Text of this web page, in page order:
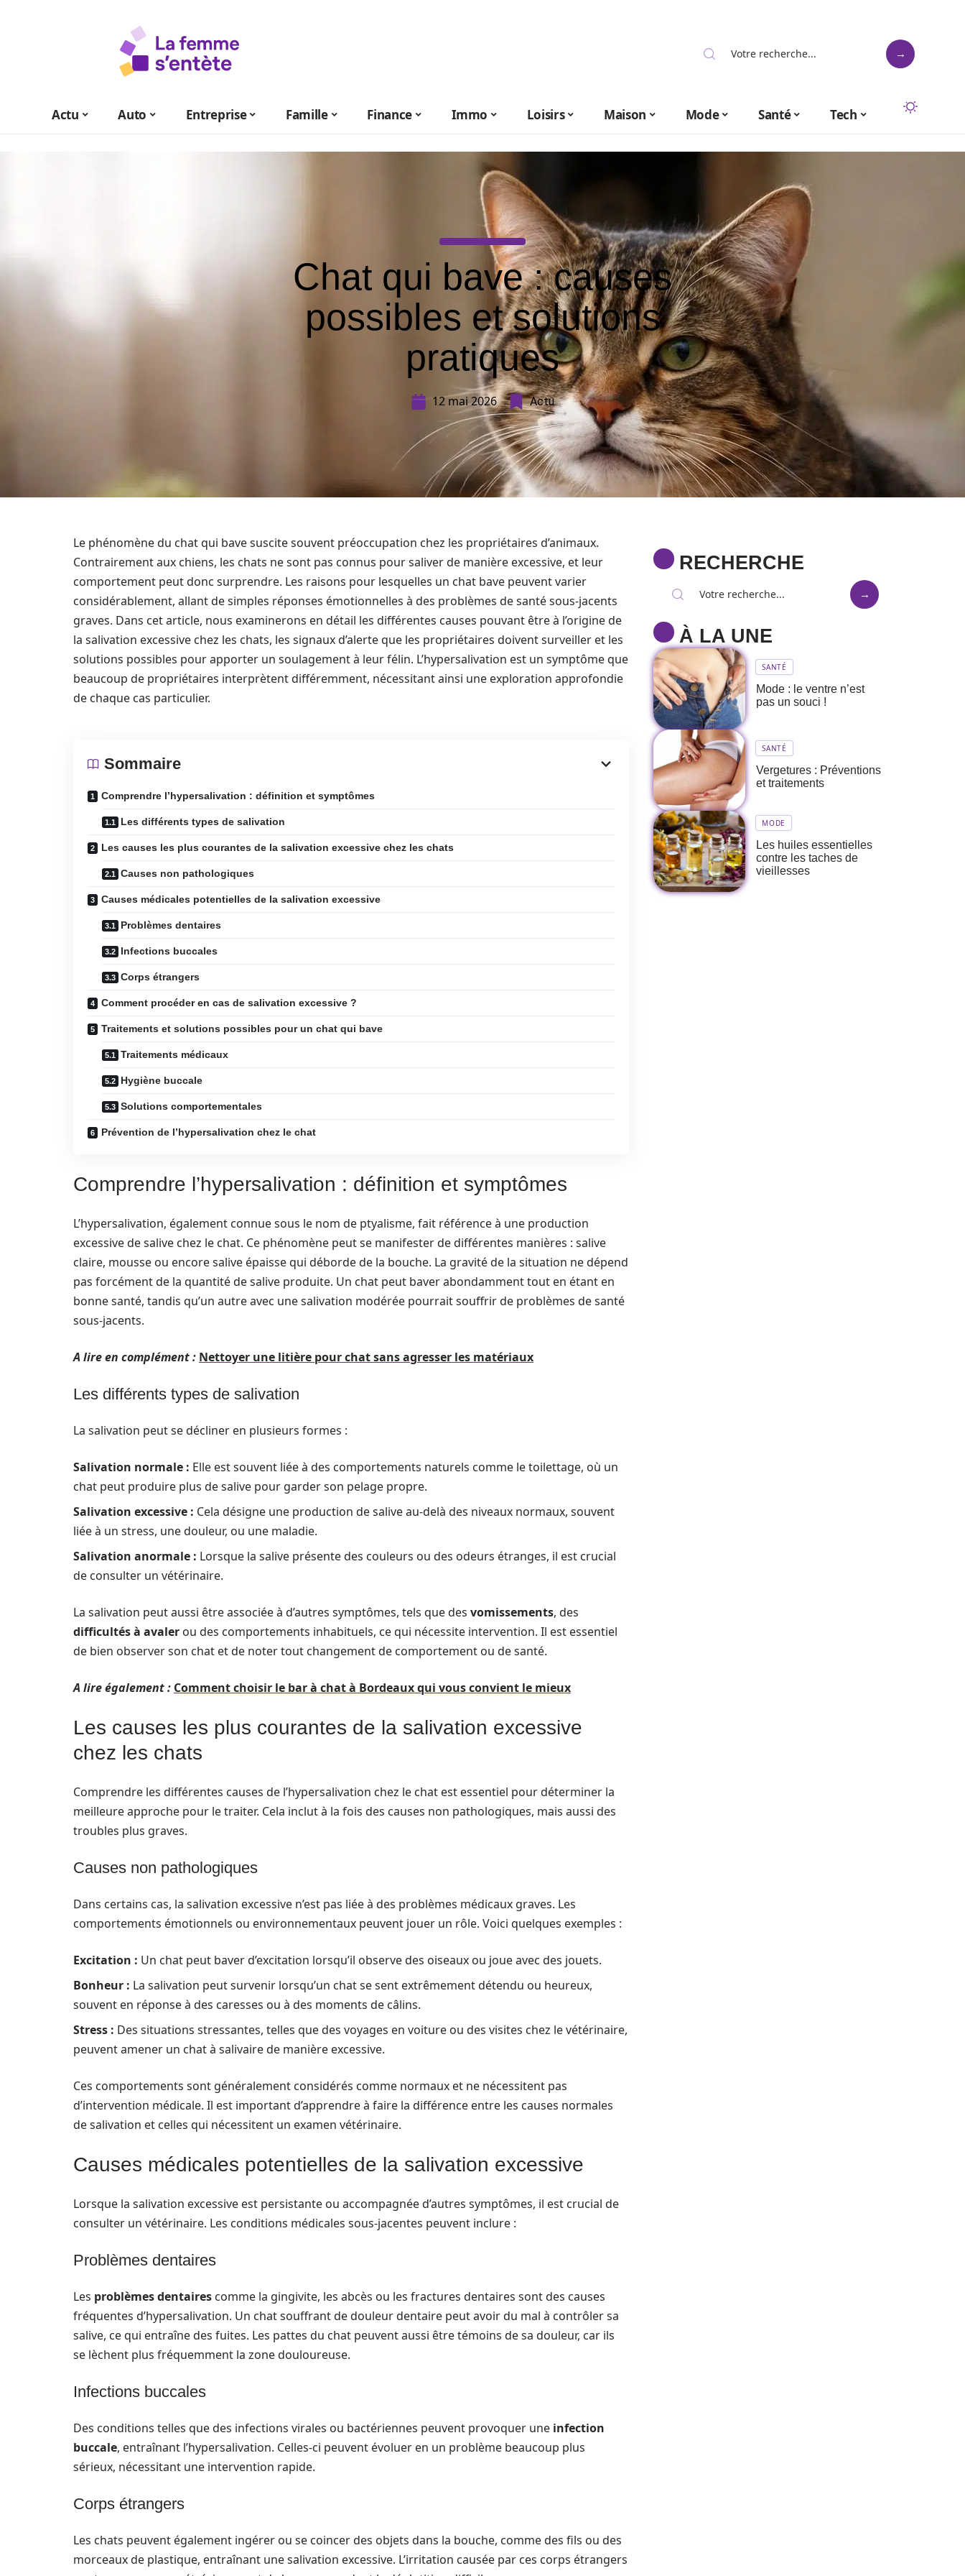
Actu Auto Entreprise Famille Finance Immo Loisirs Maison Mode Santé Tech
Chat qui bave : causes
possibles et solutions
pratiques
12 mai 2026 Actu
Le phénomène du chat qui bave suscite souvent préoccupation chez les propriétaires d’animaux.
Contrairement aux chiens, les chats ne sont pas connus pour saliver de manière excessive, et leur
comportement peut donc surprendre. Les raisons pour lesquelles un chat bave peuvent varier
considérablement, allant de simples réponses émotionnelles à des problèmes de santé sous-jacents
graves. Dans cet article, nous examinerons en détail les différentes causes pouvant être à l’origine de
la salivation excessive chez les chats, les signaux d’alerte que les propriétaires doivent surveiller et les
solutions possibles pour apporter un soulagement à leur félin. L’hypersalivation est un symptôme que
beaucoup de propriétaires interprètent différemment, nécessitant ainsi une exploration approfondie
de chaque cas particulier.
Sommaire
Comprendre l’hypersalivation : définition et symptômes
Les différents types de salivation
Les causes les plus courantes de la salivation excessive chez les chats
Causes non pathologiques
Causes médicales potentielles de la salivation excessive
Problèmes dentaires
Infections buccales
Corps étrangers
Comment procéder en cas de salivation excessive ?
Traitements et solutions possibles pour un chat qui bave
Traitements médicaux
Hygiène buccale
Solutions comportementales
Prévention de l’hypersalivation chez le chat
Comprendre l’hypersalivation : définition et symptômes
L’hypersalivation, également connue sous le nom de ptyalisme, fait référence à une production
excessive de salive chez le chat. Ce phénomène peut se manifester de différentes manières : salive
claire, mousse ou encore salive épaisse qui déborde de la bouche. La gravité de la situation ne dépend
pas forcément de la quantité de salive produite. Un chat peut baver abondamment tout en étant en
bonne santé, tandis qu’un autre avec une salivation modérée pourrait souffrir de problèmes de santé
sous-jacents.
A lire en complément : Nettoyer une litière pour chat sans agresser les matériaux
Les différents types de salivation
La salivation peut se décliner en plusieurs formes :
Salivation normale : Elle est souvent liée à des comportements naturels comme le toilettage, où un
chat peut produire plus de salive pour garder son pelage propre.
Salivation excessive : Cela désigne une production de salive au-delà des niveaux normaux, souvent
liée à un stress, une douleur, ou une maladie.
Salivation anormale : Lorsque la salive présente des couleurs ou des odeurs étranges, il est crucial
de consulter un vétérinaire.
La salivation peut aussi être associée à d’autres symptômes, tels que des vomissements, des
difficultés à avaler ou des comportements inhabituels, ce qui nécessite intervention. Il est essentiel
de bien observer son chat et de noter tout changement de comportement ou de santé.
A lire également : Comment choisir le bar à chat à Bordeaux qui vous convient le mieux
Les causes les plus courantes de la salivation excessive
chez les chats
Comprendre les différentes causes de l’hypersalivation chez le chat est essentiel pour déterminer la
meilleure approche pour le traiter. Cela inclut à la fois des causes non pathologiques, mais aussi des
troubles plus graves.
Causes non pathologiques
Dans certains cas, la salivation excessive n’est pas liée à des problèmes médicaux graves. Les
comportements émotionnels ou environnementaux peuvent jouer un rôle. Voici quelques exemples :
Excitation : Un chat peut baver d’excitation lorsqu’il observe des oiseaux ou joue avec des jouets.
Bonheur : La salivation peut survenir lorsqu’un chat se sent extrêmement détendu ou heureux,
souvent en réponse à des caresses ou à des moments de câlins.
Stress : Des situations stressantes, telles que des voyages en voiture ou des visites chez le vétérinaire,
peuvent amener un chat à salivaire de manière excessive.
Ces comportements sont généralement considérés comme normaux et ne nécessitent pas
d’intervention médicale. Il est important d’apprendre à faire la différence entre les causes normales
de salivation et celles qui nécessitent un examen vétérinaire.
Causes médicales potentielles de la salivation excessive
Lorsque la salivation excessive est persistante ou accompagnée d’autres symptômes, il est crucial de
consulter un vétérinaire. Les conditions médicales sous-jacentes peuvent inclure :
Problèmes dentaires
Les problèmes dentaires comme la gingivite, les abcès ou les fractures dentaires sont des causes
fréquentes d’hypersalivation. Un chat souffrant de douleur dentaire peut avoir du mal à contrôler sa
salive, ce qui entraîne des fuites. Les pattes du chat peuvent aussi être témoins de sa douleur, car ils
se lèchent plus fréquemment la zone douloureuse.
Infections buccales
Des conditions telles que des infections virales ou bactériennes peuvent provoquer une infection
buccale, entraînant l’hypersalivation. Celles-ci peuvent évoluer en un problème beaucoup plus
sérieux, nécessitant une intervention rapide.
Corps étrangers
Les chats peuvent également ingérer ou se coincer des objets dans la bouche, comme des fils ou des
morceaux de plastique, entraînant une salivation excessive. L’irritation causée par ces corps étrangers
RECHERCHE
À LA UNE
SANTÉ
Mode : le ventre n’est
pas un souci !
SANTÉ
Vergetures : Préventions
et traitements
MODE
Les huiles essentielles
contre les taches de
vieillesses